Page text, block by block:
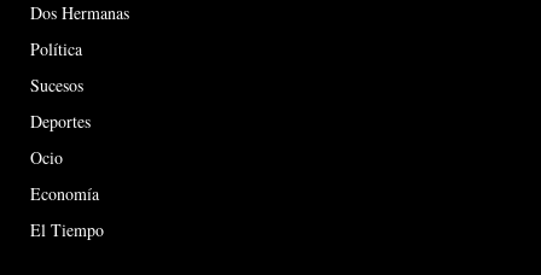
Dos Hermanas
Política
Sucesos
Deportes
Ocio
Economía
El Tiempo